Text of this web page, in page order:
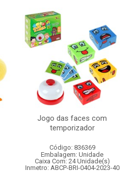
Jogo das faces com
temporizador
Código: 836369
Embalagem: Unidade
Caixa Com: 24 Unidade(s)
Inmetro: ABCP-BRI-0404-2023-40